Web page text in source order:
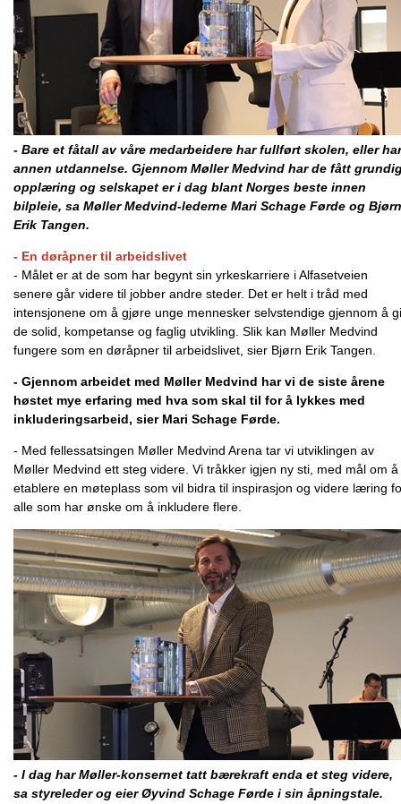
- Bare et fåtall av våre medarbeidere har fullført skolen, eller har
annen utdannelse. Gjennom Møller Medvind har de fått
opplæring og selskapet er i dag blant Norges beste innen
bilpleie, sa Møller Medvind-lederne Mari Schage Førde og Bjørn
Erik Tangen.
- En døråpner til arbeidslivet
- Målet er at de som har begynt sin yrkeskarriere i Alfasetveien
senere går videre til jobber andre steder. Det er helt i tråd med
intensjonene om å gjøre unge mennesker selvstendige gjennom å gi
de solid, kompetanse og faglig utvikling. Slik kan Møller Medvind
fungere som en døråpner til arbeidslivet, sier Bjørn Erik Tangen.
- Gjennom arbeidet med Møller Medvind har vi de siste årene
høstet mye erfaring med hva som skal til for å lykkes med
inkluderingsarbeid, sier Mari Schage Førde.
- Med fellessatsingen Møller Medvind Arena tar vi utviklingen av
Møller Medvind ett steg videre. Vi tråkker igjen ny sti, med mål om å
etablere en møteplass som vil bidra til inspirasjon og videre læring
alle som har ønske om å inkludere flere.
- I dag har Møller-konsernet tatt bærekraft enda et steg videre,
sa styreleder og eier Øyvind Schage Førde i sin åpningstale.